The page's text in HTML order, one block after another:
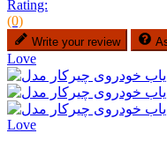
Rating:
(0)
Write your review
Love
Love